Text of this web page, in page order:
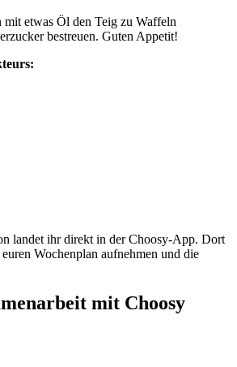
mit etwas Öl den Teig zu Waffeln
bestreuen. Guten Appetit!
landet ihr direkt in der Choosy-App. Dort
Wochenplan aufnehmen und die
mit Choosy